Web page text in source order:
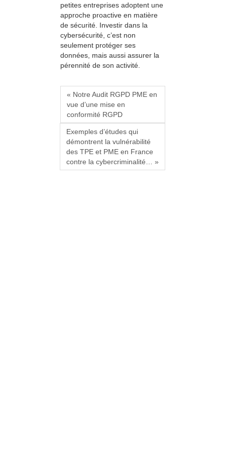
petites entreprises adoptent une
approche proactive en matière
de sécurité. Investir dans la
cybersécurité, c’est non
seulement protéger ses
données, mais aussi assurer la
pérennité de son activité.
« Notre Audit RGPD PME en
vue d’une mise en
conformité RGPD
Exemples d’études qui
démontrent la vulnérabilité
des TPE et PME en France
contre la cybercriminalité… »